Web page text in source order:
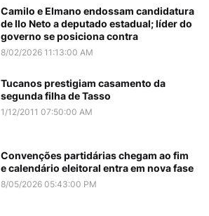
Camilo e Elmano endossam candidatura
de Ilo Neto a deputado estadual; líder do
governo se posiciona contra
8/02/2026 11:13:00 AM
Tucanos prestigiam casamento da
segunda filha de Tasso
1/12/2011 07:50:00 AM
Convenções partidárias chegam ao fim
e calendário eleitoral entra em nova fase
8/05/2026 05:43:00 PM